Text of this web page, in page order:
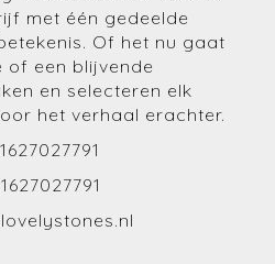
met één gedeelde
Of het nu gaat
of een blijvende
en selecteren elk
het verhaal erachter.